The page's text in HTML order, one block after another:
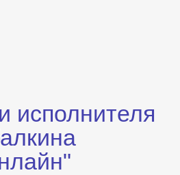
исполнителя